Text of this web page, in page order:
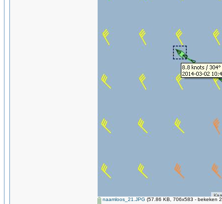
naamloos_21.JPG (57.86 KB, 706x583 - bekeken